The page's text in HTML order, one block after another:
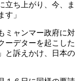
立ち上がり、今、ま
す」
ミャンマー政府に対
ーデターを起こした
と訴えかけ、日本の